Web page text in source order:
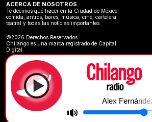
Alex Fernández
ACERCA DE NOSOTROS
Te decimos qué hacer en la Ciudad de México:
comida, antros, bares, música, cine, cartelera
teatral y todas las noticias importantes
©2026 Derechos Reservados
Chilango es una marca registrado de Capital
Digital.